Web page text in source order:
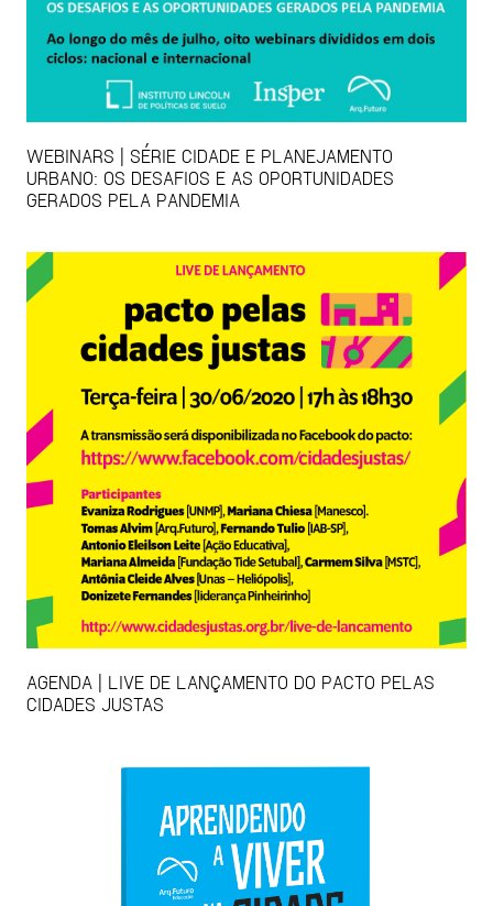
WEBINARS | SÉRIE CIDADE E PLANEJAMENTO
URBANO: OS DESAFIOS E AS OPORTUNIDADES
GERADOS PELA PANDEMIA
AGENDA | LIVE DE LANÇAMENTO DO PACTO PELAS
CIDADES JUSTAS